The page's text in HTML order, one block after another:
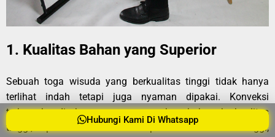
Hubungi Kami Di Whatsapp
1. Kualitas Bahan yang Superior
Sebuah toga wisuda yang berkualitas tinggi tidak hanya
terlihat indah tetapi juga nyaman dipakai. Konveksi
terkemuka di Jayapura menggunakan bahan berkualitas
tinggi, seperti satin atau bahan poliester berkualitas tinggi,